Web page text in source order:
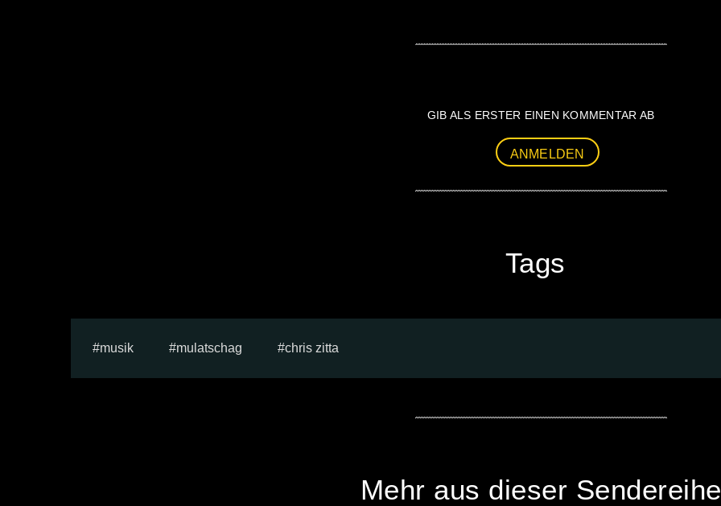
GIB ALS ERSTER EINEN KOMMENTAR AB
ANMELDEN
Tags
musik mulatschag chris zitta
Mehr aus dieser Sendereihe